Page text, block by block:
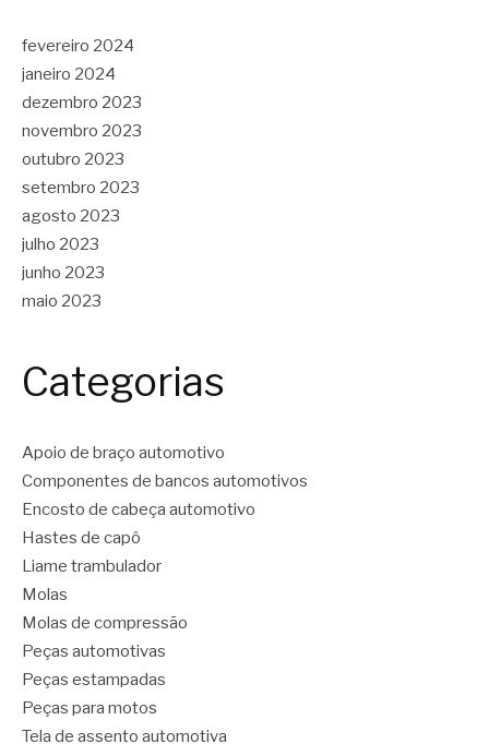
fevereiro 2024
janeiro 2024
dezembro 2023
novembro 2023
outubro 2023
setembro 2023
agosto 2023
julho 2023
junho 2023
maio 2023
Categorias
Apoio de braço automotivo
Componentes de bancos automotivos
Encosto de cabeça automotivo
Hastes de capô
Liame trambulador
Molas
Molas de compressão
Peças automotivas
Peças estampadas
Peças para motos
Tela de assento automotiva